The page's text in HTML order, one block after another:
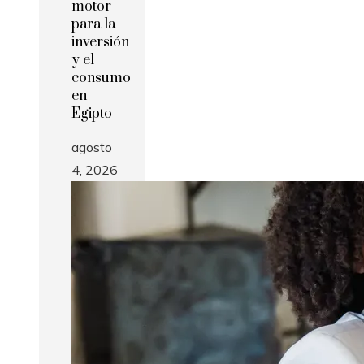
motor
para la
inversión
y el
consumo
en
Egipto
agosto
4, 2026